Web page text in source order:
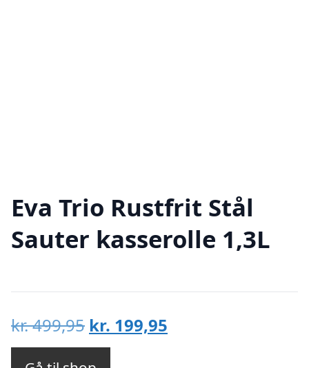
Eva Trio Rustfrit Stål
Sauter kasserolle 1,3L
kr.499,95 Den
oprindelige
kr. 199,95